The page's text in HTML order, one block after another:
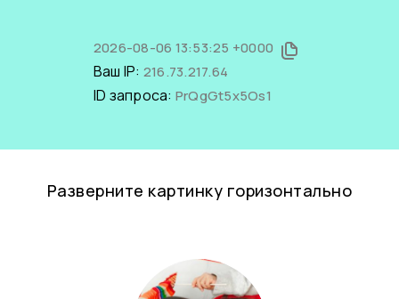
2026-08-06 13:53:25 +0000
Ваш IP: 216.73.217.64
ID запроса: PrQgGt5x5Os1
Разверните картинку горизонтально